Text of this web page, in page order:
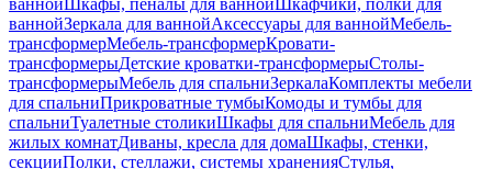
ваннойШкафы, пеналы для ваннойШкафчики, полки для
ваннойЗеркала для ваннойАксессуары для ваннойМебель-
трансформерМебель-трансформерКровати-
трансформерыДетские кроватки-трансформерыСтолы-
трансформерыМебель для спальниЗеркалаКомплекты мебели
для спальниПрикроватные тумбыКомоды и тумбы для
спальниТуалетные столикиШкафы для спальниМебель для
жилых комнатДиваны, кресла для домаШкафы, стенки,
секцииПолки, стеллажи, системы храненияСтулья,